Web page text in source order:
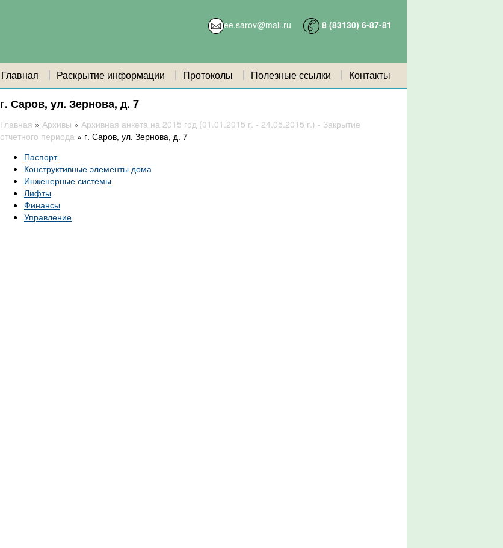
ee.sarov@mail.ru 8 (83130) 6-87-81
Главная Раскрытие информации Протоколы Полезные ссылки Контакты
г. Саров, ул. Зернова, д. 7
Главная » Архивы » Архивная анкета на 2015 год (01.01.2015 г. - 24.05.2015 г.) - Закрытие
отчетного периода » г. Саров, ул. Зернова, д. 7
Паспорт
Конструктивные элементы дома
Инженерные системы
Лифты
Финансы
Управление